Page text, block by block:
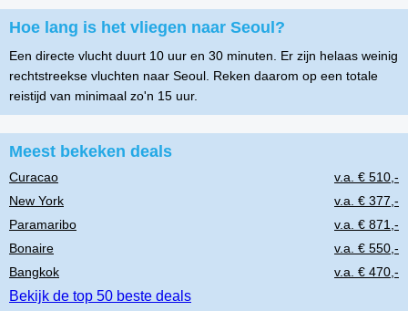
Hoe lang is het vliegen naar Seoul?
Een directe vlucht duurt 10 uur en 30 minuten. Er zijn helaas weinig
rechtstreekse vluchten naar Seoul. Reken daarom op een totale
reistijd van minimaal zo'n 15 uur.
Meest bekeken deals
Curacao
v.a. € 510,-
New York
v.a. € 377,-
Paramaribo
v.a. € 871,-
Bonaire
v.a. € 550,-
Bangkok
v.a. € 470,-
Bekijk de top 50 beste deals